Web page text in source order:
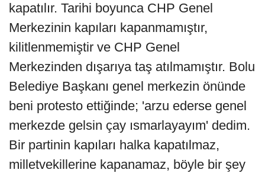
kapatılır. Tarihi boyunca CHP Genel
Merkezinin kapıları kapanmamıştır,
kilitlenmemiştir ve CHP Genel
Merkezinden dışarıya taş atılmamıştır. Bolu
Belediye Başkanı genel merkezin önünde
beni protesto ettiğinde; 'arzu ederse genel
merkezde gelsin çay ısmarlayayım' dedim.
Bir partinin kapıları halka kapatılmaz,
milletvekillerine kapanamaz, böyle bir şey